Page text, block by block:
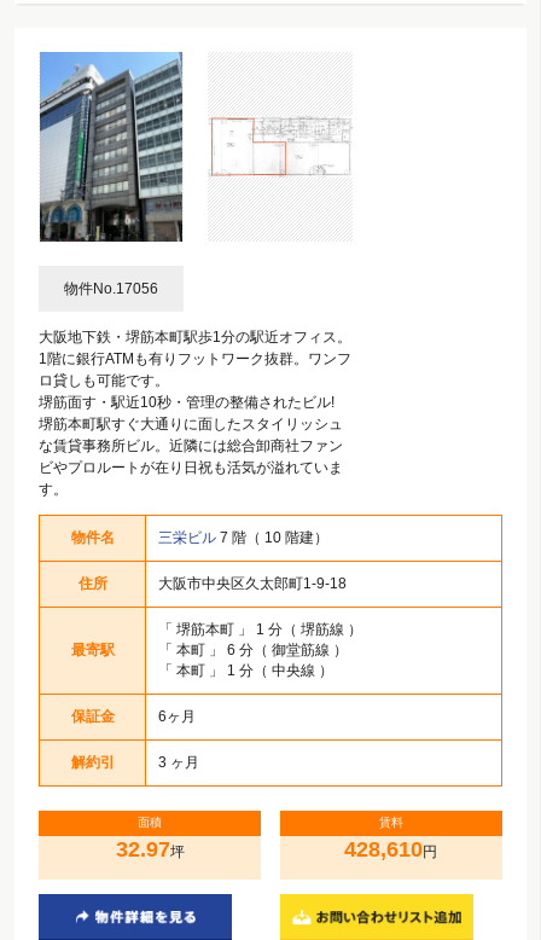
物件No.17056
大阪地下鉄・堺筋本町駅歩1分の駅近オフィス。
1階に銀行ATMも有りフットワーク抜群。ワンフ
ロ貸しも可能です。
堺筋面す・駅近10秒・管理の整備されたビル!
堺筋本町駅すぐ大通りに面したスタイリッシュ
な賃貸事務所ビル。近隣には総合卸商社ファン
ビやプロルートが在り日祝も活気が溢れていま
す。
物件名 三栄ビル 7 階（ 10 階建）
住所 大阪市中央区久太郎町1-9-18
最寄駅
「 堺筋本町 」 1 分（ 堺筋線 ）
「 本町 」 6 分（ 御堂筋線 ）
「 本町 」 1 分（ 中央線 ）
保証金 6ヶ月
解約引 3 ヶ月
面積
32.97坪
賃料
428,610円